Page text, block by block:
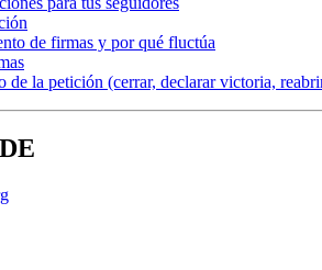
de firmas y por qué fluctúa
de la petición (cerrar, declarar victoria,